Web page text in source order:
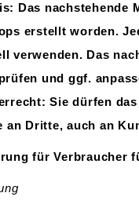
Das nachstehende
erstellt worden.
verwenden. Das
und ggf.
Sie dürfen
an Dritte, auch an
für Verbraucher